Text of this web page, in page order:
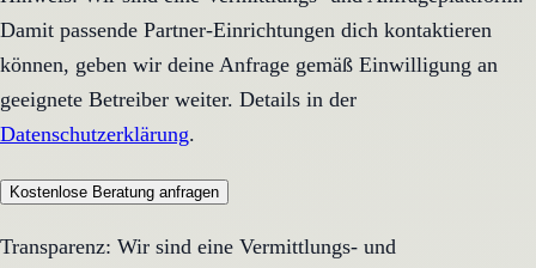
Damit passende Partner-Einrichtungen dich kontaktieren
können, geben wir deine Anfrage gemäß Einwilligung an
geeignete Betreiber weiter. Details in der
Datenschutzerklärung.
Kostenlose Beratung anfragen
Transparenz: Wir sind eine Vermittlungs- und